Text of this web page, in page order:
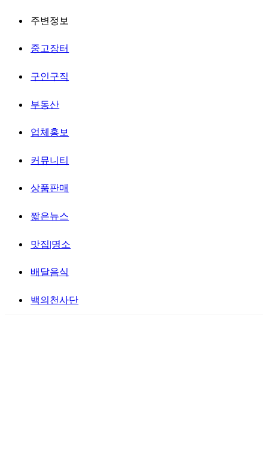
주변정보
중고장터
구인구직
부동산
업체홍보
커뮤니티
상품판매
짧은뉴스
맛집|명소
배달음식
백의천사단